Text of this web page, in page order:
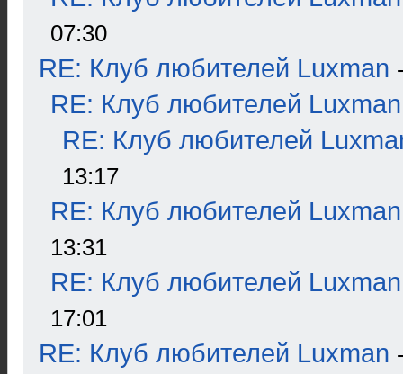
07:30
RE: Клуб любителей Luxman
RE: Клуб любителей Luxman
RE: Клуб любителей
13:17
RE: Клуб любителей Luxman
13:31
RE: Клуб любителей Luxman
17:01
RE: Клуб любителей Luxman